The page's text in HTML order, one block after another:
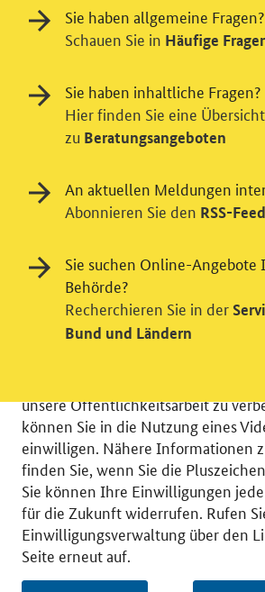
© 2026 Bundesministerium für
RSS
Benutzerhinweise
Impressum
Barrierefreiheit
Einwilligungsverwaltung
Einwilligung in Tracking
Videodienst
Wir bitten Sie an dieser Stelle um
verschiedene Zusatzdienste unserer
unsere Öffentlichkeitsarbeit zu
können Sie in die Nutzung eines
einwilligen. Nähere Informationen
finden Sie, wenn Sie die
Sie können Ihre Einwilligungen
für die Zukunft widerrufen. Rufen
Einwilligungsverwaltung über den
Seite erneut auf.
Sie haben allgemeine Fragen?
Schauen Sie in Häufige
Sie haben inhaltliche Fragen?
Hier finden Sie eine Übersicht
zu Beratungsangeboten
An aktuellen Meldungen
Abonnieren Sie den RSS-Feed
Sie suchen Online-Angebote
Behörde?
Recherchieren Sie in der
Bund und Ländern